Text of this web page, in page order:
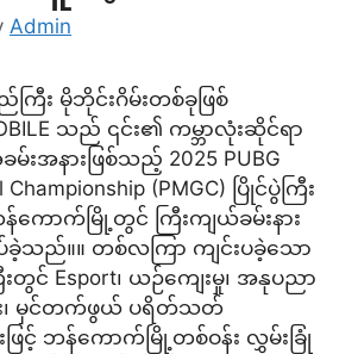
Admin
ည်ကြီး မိုဘိုင်းဂိမ်းတစ်ခုဖြစ်
သည် ၎င်း၏ ကမ္ဘာလုံးဆိုင်ရာ
မ်းအနားဖြစ်သည့် 2025 PUBG
Championship (PMGC) ပြိုင်ပွဲကြီး
ကောက်မြို့တွင် ကြီးကျယ်ခမ်းနား
ခဲ့သည်။။ တစ်လကြာ ကျင်းပခဲ့သော
တွင် Esport၊ ယဉ်ကျေးမှု၊ အနုပညာ
း၊ မှင်တက်ဖွယ် ပရိတ်သတ်
ြင့် ဘန်ကောက်မြို့တစ်ဝန်း လွှမ်းခြုံ